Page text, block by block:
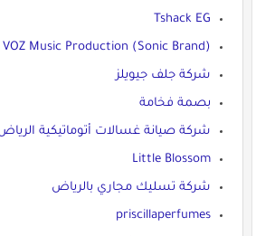
Tshack EG
VOZ Music Production (Sonic Brand)
شركة جلف جيويلز
بصمة فخامة
شركة صيانة غسالات أتوماتيكية الرياض
Little Blossom
شركة تسليك مجاري بالرياض
priscillaperfumes